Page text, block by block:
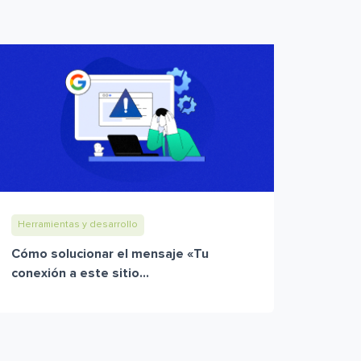
Herramientas y desarrollo
Cómo solucionar el mensaje «Tu
conexión a este sitio...